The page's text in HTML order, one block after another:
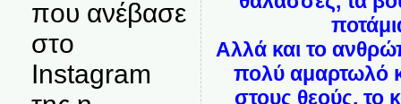
που ανέβασε
στο
Instagram
Αλλά και το
πολύ αμαρτωλό
στους θεούς, το